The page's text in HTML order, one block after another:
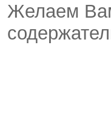
Желаем